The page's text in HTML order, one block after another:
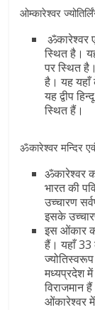
ओम्कारेश्वर
ॐकारेश्वर
स्थित है। यह
पर स्थित
है। यह यहाँ
यह द्वीप
स्थित हैं।
ॐकारेश्वर मन्दिर
ॐकारेश्वर
भारत की
उच्चारण
इसके
इस ओंकार
हैं। यहाँ 33
मध्यप्रदेश में
ओंकारेश्वर